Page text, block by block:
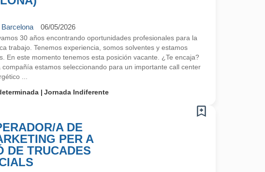
Barcelona 06/05/2026
30 años encontrando oportunidades profesionales para la
trabajo. Tenemos experiencia, somos solventes y estamos
En este momento tenemos esta posición vacante. ¿Te encaja?
compañía estamos seleccionando para un importante call center
...
Jornada Indiferente
A DE
PER A
DE TRUCADES